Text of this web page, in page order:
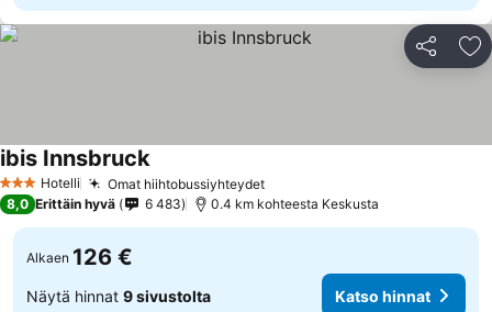
Jaa
3 Tähtiluokitus
Hotelli Omat hiihtobussiyhteydet
ibis Innsbruck
8,0 Erittäin hyvä 6 483 0.4 km kohteesta Keskusta
Alkaen 126 €
Näytä hinnat 9 sivustolta Katso hinnat